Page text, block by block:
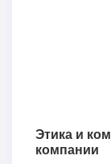
Этика и
компании